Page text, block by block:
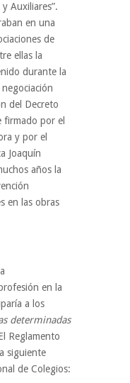
Auxiliares”.
en una
de
ellas la
durante la
del Decreto
por el
y por el
Joaquín
años la
en las obras
en la
a los
determinadas
Reglamento
siguiente
de Colegios: